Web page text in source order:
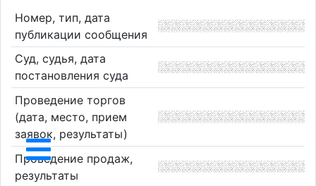
Номер, тип, дата
публикации сообщения
Суд, судья, дата
постановления суда
Проведение торгов
(дата, место, прием
заявок, результаты)
Проведение продаж,
результаты